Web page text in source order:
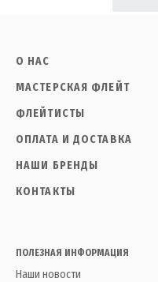
О НАС
МАСТЕРСКАЯ ФЛЕЙТ
ФЛЕЙТИСТЫ
ОПЛАТА И ДОСТАВКА
НАШИ БРЕНДЫ
КОНТАКТЫ
ПОЛЕЗНАЯ ИНФОРМАЦИЯ
Наши новости